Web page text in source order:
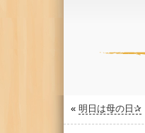
« 明日は母の日✰